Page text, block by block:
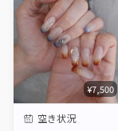
¥7,500
空き状況